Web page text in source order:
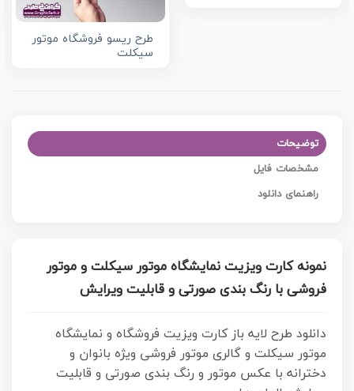
طرح ریسو فروشگاه موتور
سیکلت
توضیحات
مشخصات فایل
راهنمای دانلود
نمونه کارت ویزیت نمایشگاه موتور سیکلت و موتور
فروشی با رنگ بندی صورتی و قابلیت ویرایش
دانلود طرح لایه باز کارت ویزیت فروشگاه و نمایشگاه
موتور سیکلت و گالری موتور فروشی ویژه بانوان و
دخترانه با عکس موتور و رنگ بندی صورتی و قابلیت